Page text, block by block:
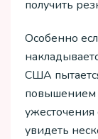
получить
Особенно
США
повышением
увидеть